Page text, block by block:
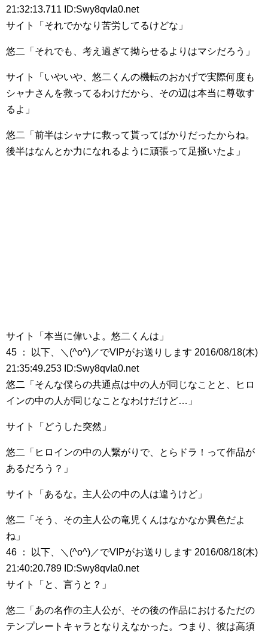
21:32:13.711 ID:Swy8qvIa0.net
サイト「それでかなり苦労してるけどな」
悠二「それでも、考え過ぎて拗らせるよりはマシだろう」
サイト「いやいや、悠二くんの機転のおかげで実際何度も
シャナさんを救ってるわけだから、その辺は本当に尊敬す
るよ」
悠二「前半はシャナに救って貰ってばかりだったからね。
後半はなんとか力になれるように頑張って足掻いたよ」
サイト「本当に偉いよ。悠二くんは」
45 ： 以下、＼(^o^)／でVIPがお送りします 2016/08/18(木)
21:35:49.253 ID:Swy8qvIa0.net
悠二「そんな僕らの共通点は中の人が同じなことと、ヒロ
インの中の人が同じなことなわけだけど…」
サイト「どうした突然」
悠二「ヒロインの中の人繋がりで、とらドラ！って作品が
あるだろう？」
サイト「あるな。主人公の中の人は違うけど」
悠二「そう、その主人公の竜児くんはなかなか異色だよ
ね」
46 ： 以下、＼(^o^)／でVIPがお送りします 2016/08/18(木)
21:40:20.789 ID:Swy8qvIa0.net
サイト「と、言うと？」
悠二「あの名作の主人公が、その後の作品におけるただの
テンプレートキャラとなりえなかった。つまり、彼は高須